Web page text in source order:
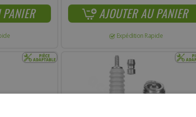
AJOUTER AU PANIER
Expédition Rapide